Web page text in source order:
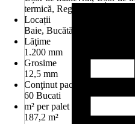
termică, Reglare umiditate
Locații
Baie, Bucătărie, Dormitor,
Lăţime
1.200 mm
Grosime
12,5 mm
Conţinut pachet
60 Bucati
m² per palet
187,2 m²